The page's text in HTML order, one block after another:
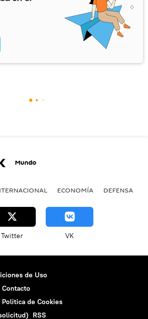
Mundo
ECONOMÍA DEFENSA
Twitter VK
de Uso
Contacto
Politica de Cookies
RSS